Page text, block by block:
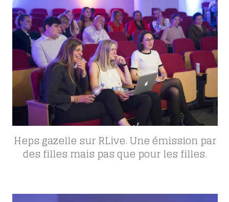
Heps gazelle sur RLive. Une émission par
des filles mais pas que pour les filles.